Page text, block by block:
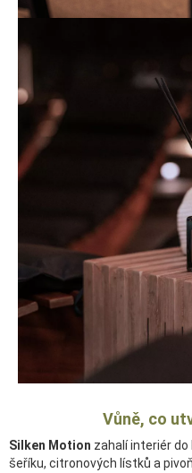
Vůně, co
Silken Motion zahalí interiér
šeříku, citronových lístků a